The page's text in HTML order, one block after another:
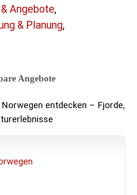
Angebote,
& Planung,
Angebote
entdecken – Fjorde,